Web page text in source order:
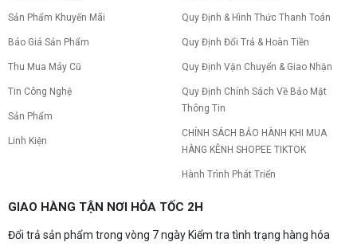
CPU AMD Ryzen 7 7700X3D full box mới
ra mắt: Nhanh, Mạnh, Giá tốt
với công nghệ 3D V-Cache đỉnh cao, mang lại
10 Nguyên nhân khiến PC gaming bị tụt
FPS thường gặp
PC gaming bị tụt FPS sau một thời gian? Tìm hiểu
và cách kiểm tra, khắc phục từng bước tại Vi Tính
NVIDIA Hoãn Ra Mắt Dòng RTX 50
"Mắc Kẹt" Vì Giá RAM GDDR7 3GB
NVIDIA đột ngột tạm hoãn ra mắt dòng card đồ
Sản Phẩm Khuyến Mãi
Báo Giá Sản Phẩm
Thu Mua Máy Cũ
Tin Công Nghệ
Sản Phẩm
Linh Kiện
Quy Định & Hình Thức Thanh Toán
Quy Định Đổi Trả & Hoàn Tiền
Quy Định Vận Chuyển & Giao Nhận
Quy Định Chính Sách Về Bảo Mật
Thông Tin
CHÍNH SÁCH BẢO HÀNH KHI MUA
HÀNG KÊNH SHOPEE TIKTOK
Hành Trình Phát Triển
GIAO HÀNG TẬN NƠI HỎA TỐC 2H
Đổi trả sản phẩm trong vòng 7 ngày Kiểm tra tình trạng hàng hóa